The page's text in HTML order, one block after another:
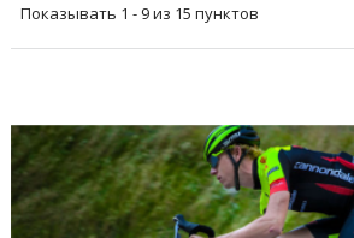
Показывать 1 - 9 из 15 пунктов